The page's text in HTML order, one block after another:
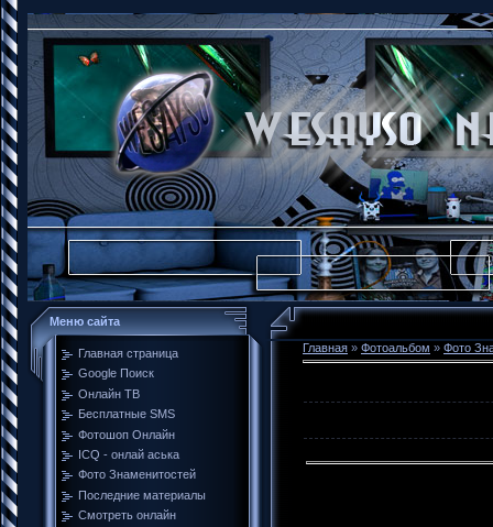
Меню сайта
Главная страница
Google Поиск
Онлайн ТВ
Бесплатные SMS
Фотошоп Онлайн
ICQ - онлай аська
Фото Знаменитостей
Последние материалы
Смотреть онлайн
Главная » Фотоальбом » Фото